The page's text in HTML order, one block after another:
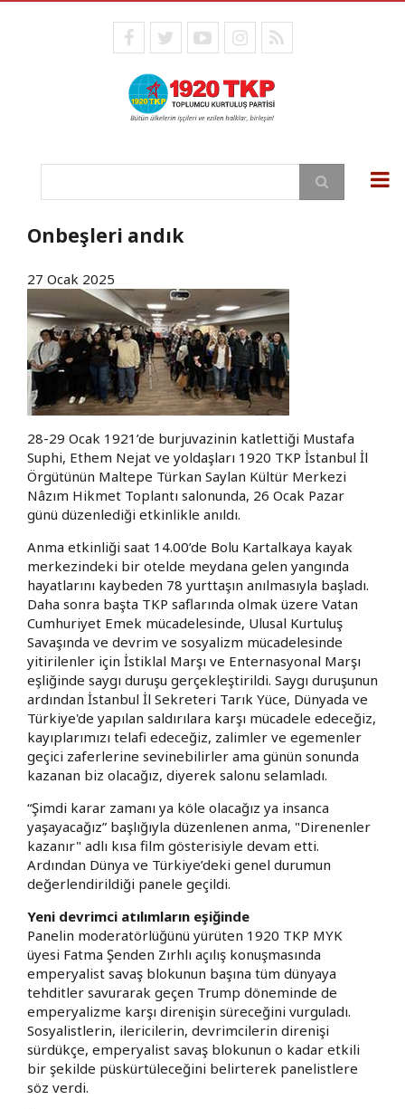
facebooktwitteryoutubeinstagram
RSS
Ara
Onbeşleri andık
27 Ocak 2025
28-29 Ocak 1921’de burjuvazinin katlettiği Mustafa
Suphi, Ethem Nejat ve yoldaşları 1920 TKP İstanbul İl
Örgütünün Maltepe Türkan Saylan Kültür Merkezi
Nâzım Hikmet Toplantı salonunda, 26 Ocak Pazar
günü düzenlediği etkinlikle anıldı.
Anma etkinliği saat 14.00’de Bolu Kartalkaya kayak
merkezindeki bir otelde meydana gelen yangında
hayatlarını kaybeden 78 yurttaşın anılmasıyla başladı.
Daha sonra başta TKP saflarında olmak üzere Vatan
Cumhuriyet Emek mücadelesinde, Ulusal Kurtuluş
Savaşında ve devrim ve sosyalizm mücadelesinde
yitirilenler için İstiklal Marşı ve Enternasyonal Marşı
eşliğinde saygı duruşu gerçekleştirildi. Saygı duruşunun
ardından İstanbul İl Sekreteri Tarık Yüce, Dünyada ve
Türkiye'de yapılan saldırılara karşı mücadele edeceğiz,
kayıplarımızı telafi edeceğiz, zalimler ve egemenler
geçici zaferlerine sevinebilirler ama günün sonunda
kazanan biz olacağız, diyerek salonu selamladı.
“Şimdi karar zamanı ya köle olacağız ya insanca
yaşayacağız” başlığıyla düzenlenen anma, "Direnenler
kazanır" adlı kısa film gösterisiyle devam etti.
Ardından Dünya ve Türkiye’deki genel durumun
değerlendirildiği panele geçildi.
Yeni devrimci atılımların eşiğinde
Panelin moderatörlüğünü yürüten 1920 TKP MYK
üyesi Fatma Şenden Zırhlı açılış konuşmasında
emperyalist savaş blokunun başına tüm dünyaya
tehditler savurarak geçen Trump döneminde de
emperyalizme karşı direnişin süreceğini vurguladı.
Sosyalistlerin, ilericilerin, devrimcilerin direnişi
sürdükçe, emperyalist savaş blokunun o kadar etkili
bir şekilde püskürtüleceğini belirterek panelistlere
söz verdi.